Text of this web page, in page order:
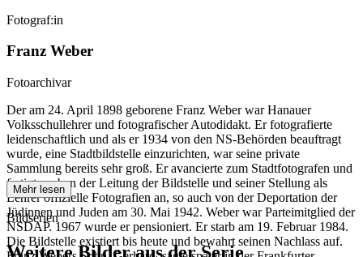
Fotograf:in
Franz Weber
Fotoarchivar
Der am 24. April 1898 geborene Franz Weber war Hanauer
Volksschullehrer und fotografischer Autodidakt. Er fotografierte
leidenschaftlich und als er 1934 von den NS-Behörden beauftragt
wurde, eine Stadtbildstelle einzurichten, war seine private
Sammlung bereits sehr groß. Er avancierte zum Stadtfotografen und
fertigte neben der Leitung der Bildstelle und seiner Stellung als
Lehrer offizielle Fotografien an, so auch von der Deportation der
Jüdinnen und Juden am 30. Mai 1942. Weber war Parteimitglied der
NSDAP. 1967 wurde er pensioniert. Er starb am 19. Februar 1984.
Die Bildstelle existiert bis heute und bewahrt seinen Nachlass auf.
Mehr lesen
Bildserien
Weitere Bilder aus der Serie